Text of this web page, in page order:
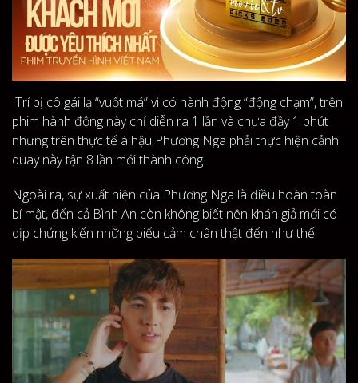
Trí bị cô gái lạ “vuốt má” vì có hành động “động chạm”, trên
phim hành động này chỉ diễn ra 1 lần và chưa đầy 1 phút
nhưng trên thực tế á hậu Phương Nga phải thực hiện cảnh
quay này tận 8 lần mới thành công.
Ngoài ra, sự xuất hiện của Phương Nga là điều hoàn toàn
bí mật, đến cả Bình An còn không biết nên khán giả mới có
dịp chứng kiến những biểu cảm chân thật đến như thế.